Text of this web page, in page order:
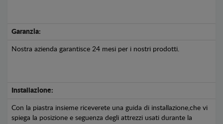
Garanzia:
Nostra azienda garantisce 24 mesi per i nostri prodotti.
Installazione:
Con la piastra insieme riceverete una guida di installazione,che vi
spiega la posizione e seguenza degli attrezzi usati durante la